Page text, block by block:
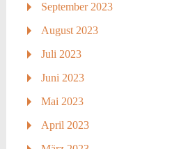
September 2023
August 2023
Juli 2023
Juni 2023
Mai 2023
April 2023